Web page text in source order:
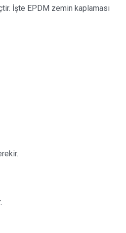
İşte EPDM zemin kaplaması